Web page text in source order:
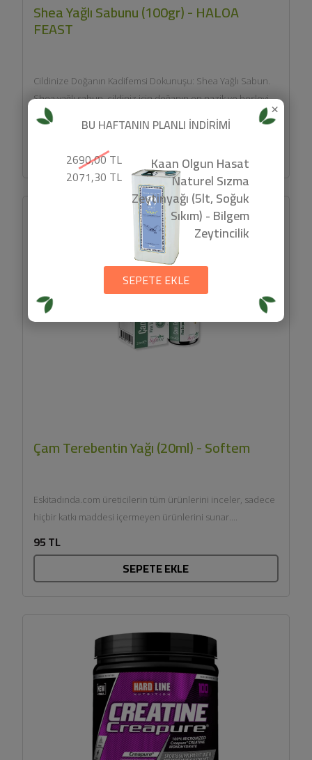
Shea Yağlı Sabunu (100gr) - HALOA
FEAST
Cildinize Doğanın Kadifemsi Dokunuşu: Shea Yağlı Sabun.
Shea yağlı sabun, cildiniz için doğanın en nazik ve besleyici
hediyelerinden...
500 TL
Çam Terebentin Yağı (20ml) - Softem
Eskitadında.com üreticilerin tüm ürünlerini inceler, sadece
hiçbir katkı maddesi içermeyen ürünlerini sunar....
95 TL
SEPETE EKLE
×
BU HAFTANIN PLANLI İNDİRİMİ
2690,00 TL
2071,30 TL
Kaan Olgun Hasat
Naturel Sızma
Zeytinyağı (5lt, Soğuk
Sıkım) - Bilgem
Zeytincilik
SEPETE EKLE